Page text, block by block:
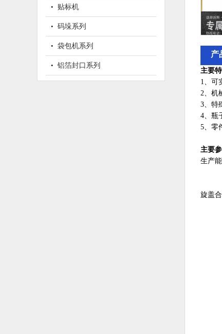
• 贴标机
• 码垛系列
• 袋包机系列
• 铝箔封口系列
产
主要
1、可
2、机
3、特
4、瓶
5、零
主要
生产
6
8
旋盖